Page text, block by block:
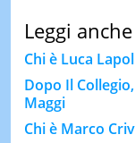
Leggi anche
Chi è Luca
Dopo Il
Maggi
Chi è Marco